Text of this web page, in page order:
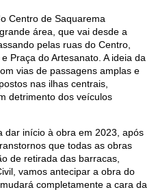
Centro de Saquarema
área, que vai desde a
pelas ruas do Centro,
Praça do Artesanato. A ideia da
vias de passagens amplas e
nas ilhas centrais,
detrimento dos veículos
dar início à obra em 2023, após
que todas as obras
de retirada das barracas,
vamos antecipar a obra do
completamente a cara da